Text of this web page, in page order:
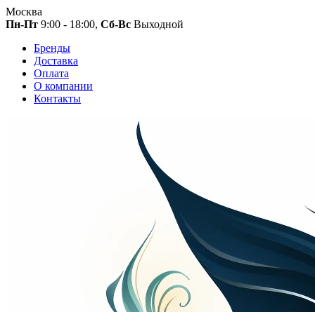
Москва
Пн-Пт 9:00 - 18:00, Сб-Вс Выходной
Бренды
Доставка
Оплата
О компании
Контакты